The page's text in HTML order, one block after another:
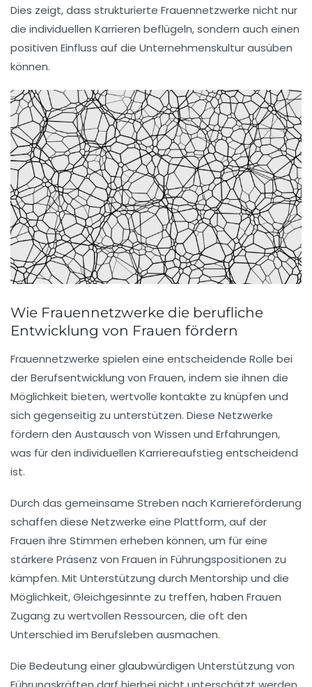
Dies zeigt, dass strukturierte Frauennetzwerke nicht nur
die individuellen Karrieren beflügeln, sondern auch einen
positiven Einfluss auf die Unternehmenskulturausüben
können.
Wie Frauennetzwerke die berufliche
Entwicklung von Frauen fördern
Frauennetzwerke spielen eine entscheidende Rolle bei
derBerufsentwicklung von Frauen, indem sie ihnen die
Möglichkeit bieten, wertvolle kontakte zu knüpfen und
sich gegenseitig zu unterstützen. Diese Netzwerke
fördern den Austausch von Wissen und Erfahrungen,
was für den individuellen Karriereaufstieg entscheidend
ist.
Durch das gemeinsame Streben nach Karriereförderung
schaffen diese Netzwerke eine Plattform, auf der
Frauen ihre Stimmen erheben können, um für eine
stärkere Präsenz von Frauen in Führungspositionen zu
kämpfen. Mit Unterstützung durch Mentorship und die
Möglichkeit, Gleichgesinnte zu treffen, haben Frauen
Zugang zu wertvollen Ressourcen, die oft den
Unterschied im Berufsleben ausmachen.
Die Bedeutung einer glaubwürdigen Unterstützung von